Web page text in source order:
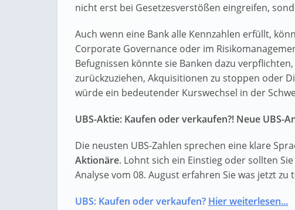
nicht erst bei Gesetzesverstößen eingreifen,
Auch wenn eine Bank alle Kennzahlen erfüllt,
Corporate Governance oder im
Befugnissen könnte sie Banken dazu
zurückzuziehen, Akquisitionen zu stoppen oder
würde ein bedeutender Kurswechsel in der
UBS-Aktie: Kaufen oder verkaufen?! Neue
Die neusten UBS-Zahlen sprechen eine klare
Aktionäre. Lohnt sich ein Einstieg oder sollten
Analyse vom 08. August erfahren Sie was jetzt zu
UBS: Kaufen oder verkaufen? Hier weiterlesen...